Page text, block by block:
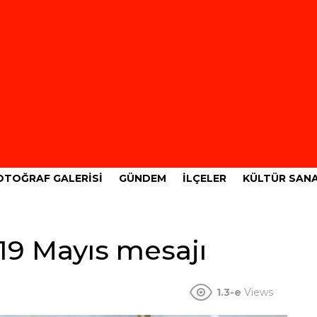
GALERISI GÜNDEM İLÇELER KÜLTÜR
Mayıs mesajı
1.3-e Views